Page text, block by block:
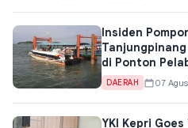
Insiden
di Ponton
Papan
DAERAH 07
YKI Kepri